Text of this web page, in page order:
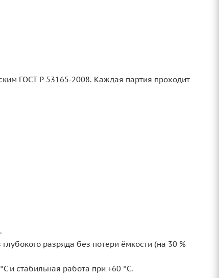
ГОСТ Р 53165‑2008. Каждая партия проходит
разряда без потери ёмкости (на 30 %
и стабильная работа при +60 °C.